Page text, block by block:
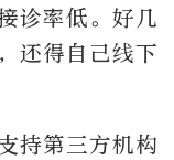
诊率低。好几
还得自己线下
持第三方机构